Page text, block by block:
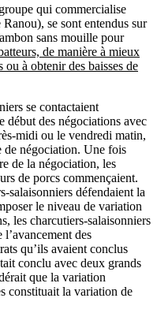
qui commercialise
se sont entendus sur
sans mouille pour
de manière à mieux
ou à obtenir des baisses de
se contactaient
début des négociations avec
midi ou le vendredi matin,
de négociation. Une fois
de la négociation, les
de porcs commençaient.
salaisonniers défendaient la
le niveau de variation
les charcutiers-salaisonniers
des
qu’ils avaient conclus
conclu avec deux grands
que la variation
constituait la variation de